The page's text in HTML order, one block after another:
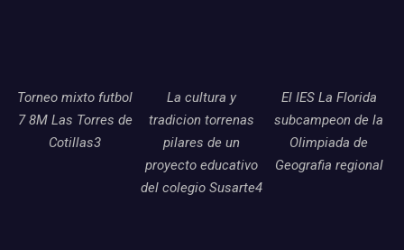
Torneo mixto futbol
7 8M Las Torres de
Cotillas3
La cultura y
tradicion torrenas
pilares de un
proyecto educativo
del colegio Susarte4
El IES La Florida
subcampeon de la
Olimpiada de
Geografia regional